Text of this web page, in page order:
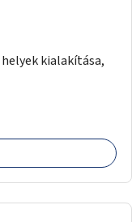
kialakítása,